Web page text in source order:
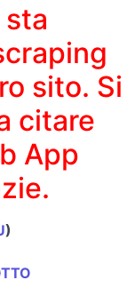
sta
sito. Si
citare
App
)